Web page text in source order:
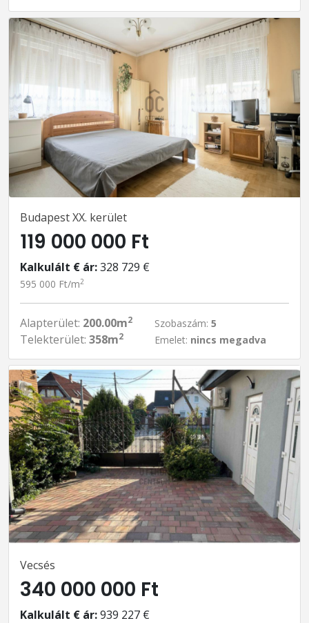
Budapest XX. kerület
119 000 000 Ft
Kalkulált € ár:328 729 €
595 000 Ft/m2
Alapterület: 200.00m2
Telekterület: 358m2
Szobaszám: 5
Emelet: nincs megadva
Vecsés
340 000 000 Ft
Kalkulált € ár:939 227 €